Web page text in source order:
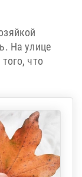
На улице
что